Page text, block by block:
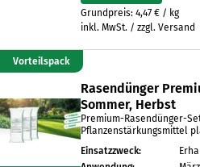
Grundpreis: 4,47 € / kg
inkl. MwSt. / zzgl. Versand
Vorteilspack
Rasendünger
Sommer, Herbst
Premium-Rasendünger-
Pflanzenstärkungsmittel
Einsatzzweck: